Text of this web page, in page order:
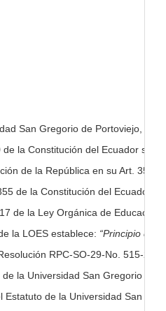
San Gregorio de Portoviejo, es
la Constitución del Ecuador
de la República en su Art. 354
de la Constitución del Ecuador,
de la Ley Orgánica de Educación
la LOES establece: “Principio de
RPC-SO-29-No. 515-
de la Universidad San Gregorio de
Estatuto de la Universidad San